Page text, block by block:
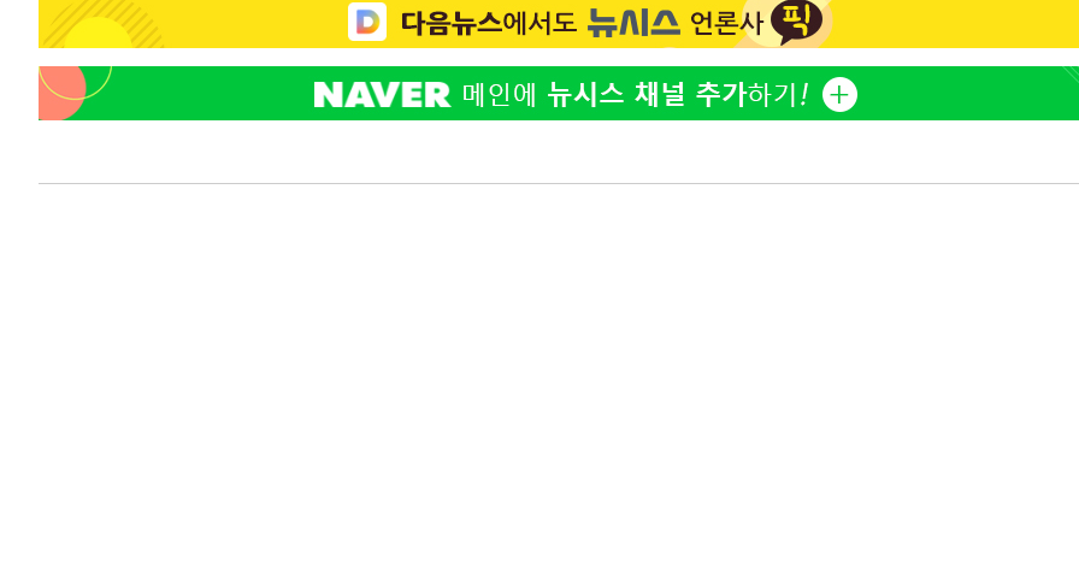
6시간 전 > 남자 농구, 나고야 아시안게임서 '홈팀' 일본과 한일전
6시간 전 >여수 오동도 해상서 모터보트 전복…1명 사망·1명 실종
7시간 전 >
극한폭염 한풀 꺾이지만…'낮 최고 35도' 무더위, 열대야 계속[다음주
날씨]